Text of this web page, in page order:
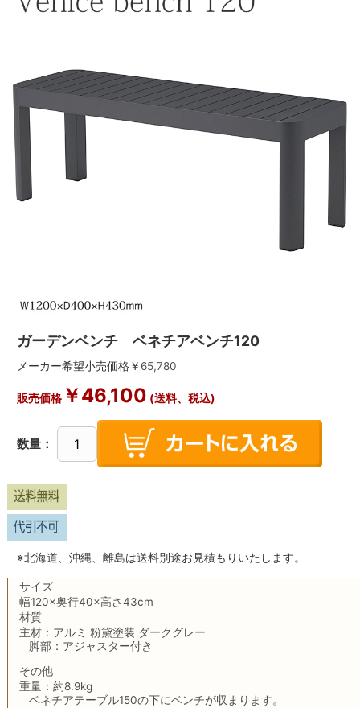
ガーデンベンチ ベネチアベンチ120
メーカー希望小売価格￥ 65,780
販売価格￥46,100 (送料、税込)
数量：
※北海道、沖縄、離島は送料別途お見積もりいたします。
サイズ
幅120×奥行40×高さ43cm
材質
主材：アルミ 粉黛塗装 ダークグレー
脚部：アジャスター付き
その他
重量：約8.9kg
ベネチアテーブル150の下にベンチが収まります。